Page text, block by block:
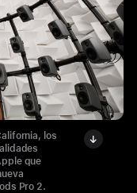
los
que
Pro 2.